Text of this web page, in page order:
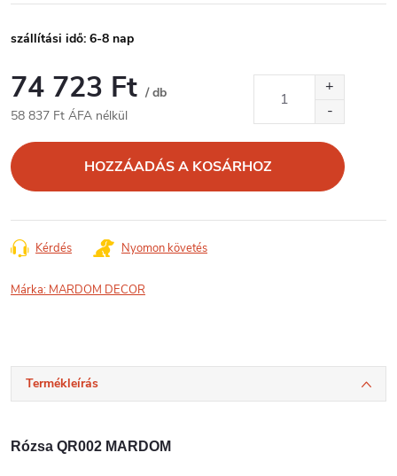
szállítási idő: 6-8 nap
74 723 Ft / db
58 837 Ft ÁFA nélkül
HOZZÁADÁS A KOSÁRHOZ
Kérdés Nyomon követés
Márka: MARDOM DECOR
Termékleírás
Rózsa QR002 MARDOM